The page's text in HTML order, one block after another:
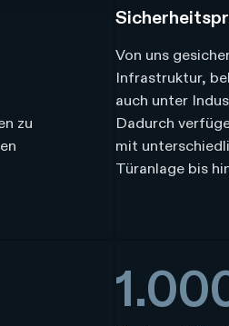
zu
Von uns
Infrastruktur,
auch unter
Dadurch
mit
Türanlage bis